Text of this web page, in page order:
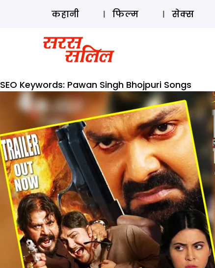
कहानी फिल्म सेक्स
SEO Keywords: Pawan Singh Bhojpuri Songs